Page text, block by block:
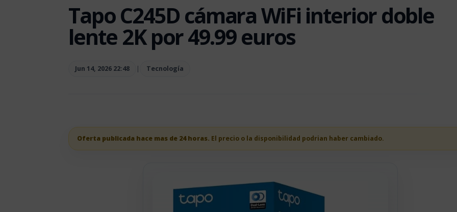
Tapo C245D cámara WiFi interior doble
lente 2K por 49.99 euros
Jun 14, 2026 22:48 | Tecnología
Oferta publicada hace mas de 24 horas. El precio o la disponibilidad podrian haber cambiado.